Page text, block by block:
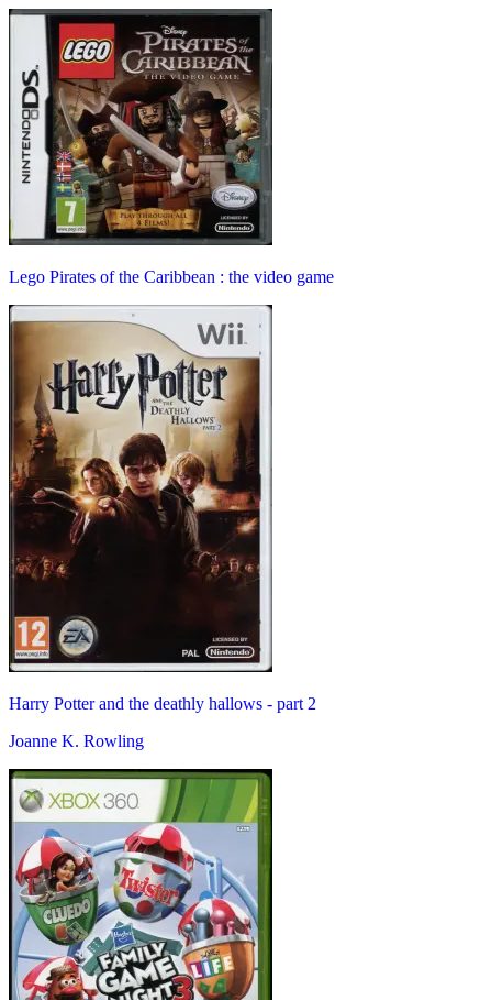
Lego Pirates of the Caribbean : the video game
Harry Potter and the deathly hallows - part 2
Joanne K. Rowling